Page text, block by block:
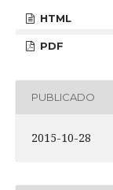
HTML
PDF
PUBLICADO
2015-10-28